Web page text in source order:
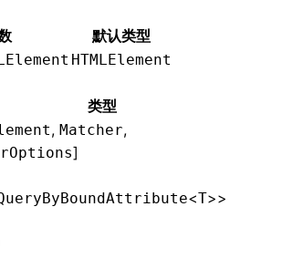
默认类型
HTMLElement
类型
, Matcher,
]
<T>>